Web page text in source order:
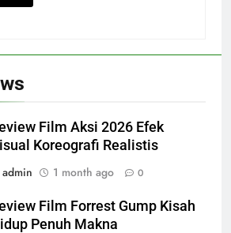
Film Aksi 2026 Efek
Koreografi Realistis
admin
1 month ago 0
Film Forrest Gump Kisah
Penuh Makna